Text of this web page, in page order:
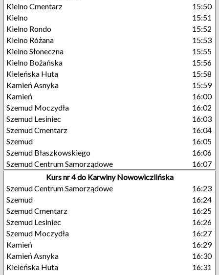
Kielno Cmentarz
15:50
Kielno
15:51
Kielno Rondo
15:52
Kielno Różana
15:53
Kielno Słoneczna
15:55
Kielno Bożańska
15:56
Kieleńska Huta
15:58
Kamień Asnyka
15:59
Kamień
16:00
Szemud Moczydła
16:02
Szemud Lesiniec
16:03
Szemud Cmentarz
16:04
Szemud
16:05
Szemud Błaszkowskiego
16:06
Szemud Centrum Samorządowe
16:07
Kurs nr 4 do Karwiny Nowowiczlińska
Szemud Centrum Samorządowe
16:23
Szemud
16:24
Szemud Cmentarz
16:25
Szemud Lesiniec
16:26
Szemud Moczydła
16:27
Kamień
16:29
Kamień Asnyka
16:30
Kieleńska Huta
16:31